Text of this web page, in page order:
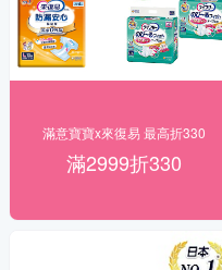
滿意寶寶x來復易 最高折330
滿2999折330